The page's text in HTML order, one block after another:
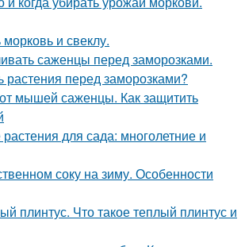
морковь и свеклу.
саженцы перед заморозками.
растения перед заморозками?
мышей саженцы. Как защитить
для сада: многолетние и
соку на зиму. Особенности
плинтус. Что такое теплый плинтус и